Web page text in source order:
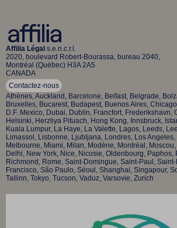
Affilia Légal s.e.n.c.r.l.
2020, boulevard Robert-Bourassa, bureau 2040,
Montréal (Québec) H3A 2A5
CANADA
Contactez-nous
Athènes, Auckland, Barcelone, Belfast, Belgrade,
Bruxelles, Bucarest, Budapest, Buenos Aires,
D.F. Mexico, Dubai, Dublin, Francfort, Frederikshavn,
Helsinki, Herzliya Pituach, Hong Kong, Innsbruck,
Kuala Lumpur, La Haye, La Valette, Lagos, Leeds,
Limassol, Lisbonne, Ljubljana, Londres, Los
Melbourne, Miami, Milan, Modène, Montréal,
Delhi, New York, Nice, Nicosie, Oldenbourg, Paphos,
Richmond, Rome, Saint-Domingue, Saint-Paul,
Francisco, São Paulo, Séoul, Shanghai, Singapour,
Tallinn, Tokyo, Tucson, Vaduz, Varsovie, Zurich